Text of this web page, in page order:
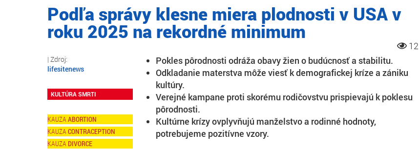
Podľa správy klesne miera plodnosti v USA v
roku 2025 na rekordné minimum
12
lifesitenews
KULTÚRA SMRTI
ABORTION
CONTRACEPTION
DIVORCE
Pokles pôrodnosti odráža obavy žien o budúcnosť a stabilitu.
Odkladanie materstva môže viesť k demografickej kríze a zániku
kultúry.
Verejné kampane proti skorému rodičovstvu prispievajú k poklesu
pôrodnosti.
Kultúrne krízy ovplyvňujú manželstvo a rodinné hodnoty,
potrebujeme pozitívne vzory.